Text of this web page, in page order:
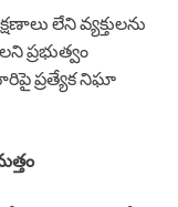
లేని వ్యక్తులను
ప్రభుత్వం
ప్రత్యేక నిఘా